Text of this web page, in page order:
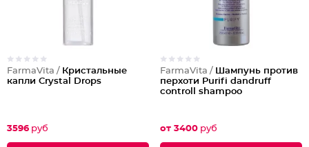
FarmaVita / Кристальные
капли Crystal Drops
3596 руб
FarmaVita / Шампунь против
перхоти Purifi dandruff
controll shampoo
от 3400 руб